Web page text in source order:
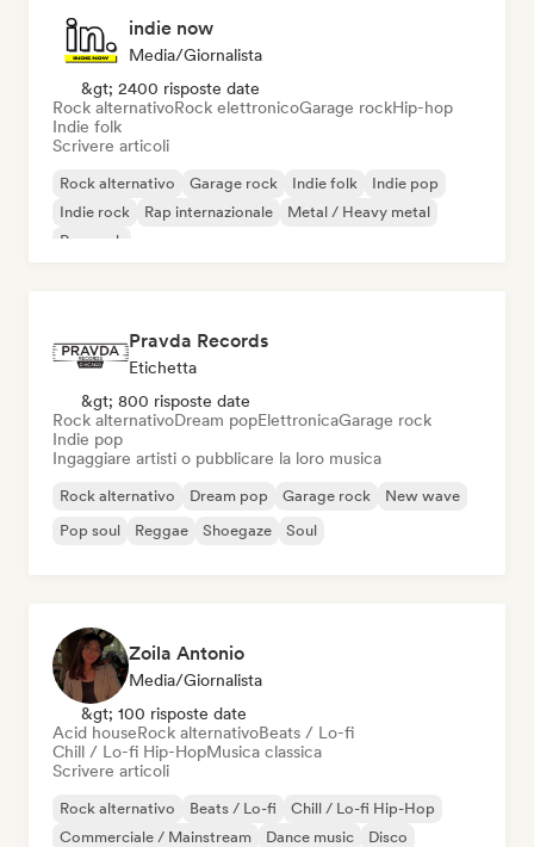
indie now
Media/Giornalista
&gt; 2400 risposte date
Rock alternativoRock elettronicoGarage rockHip-hop
Indie folk
Scrivere articoli
Rock alternativo Garage rock Indie folk
Indie pop
Indie rock
Rap internazionale
Metal / Heavy metal
Pop rock
Pravda Records
Etichetta
&gt; 800 risposte date
Rock alternativoDream popElettronicaGarage rock
Indie pop
Ingaggiare artisti o pubblicare la loro musica
Rock alternativo Dream pop Garage rock
New wave
Pop soul
Reggae Shoegaze Soul
Zoila Antonio
Media/Giornalista
&gt; 100 risposte date
Acid houseRock alternativoBeats / Lo-fi
Chill / Lo-fi Hip-HopMusica classica
Scrivere articoli
Rock alternativo Beats / Lo-fi
Chill / Lo-fi Hip-Hop
Commerciale / Mainstream
Dance music
Disco